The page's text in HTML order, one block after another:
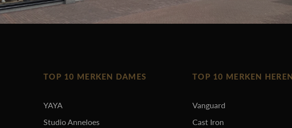
TOP 10 MERKEN DAMES
YAYA
Studio Anneloes
TOP 10 MERKEN HEREN
Vanguard
Cast Iron